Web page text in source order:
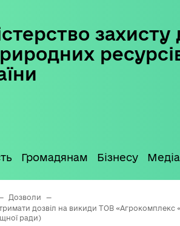
захисту
Громадянам Бізнесу
Дозволи
—
дозвіл на викиди ТОВ
ради)